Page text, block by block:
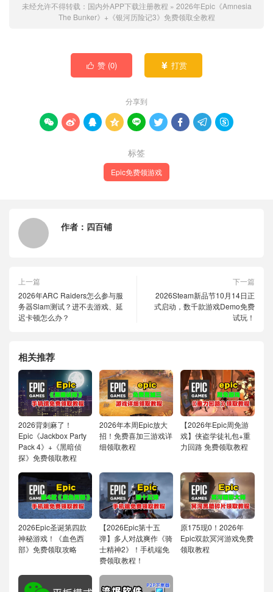
未经允许不得转载： 国内外APP下载注册教程 » 2026年Epic《Amnesia
The Bunker》+《银河历险记3》免费领取全教程
 赞 (0)  打赏
分享到
        
标签
Epic免费领游戏
作者： 四百铺
上一篇
2026年ARC Raiders怎么参与服
务器Slam测试？进不去游戏、延
迟卡顿怎么办？
下一篇
2026Steam新品节10月14日正
式启动，数千款游戏Demo免费
试玩！
相关推荐
2026背刺麻了！
Epic《Jackbox Party
Pack 4》+《黑暗侦
探》免费领取教程
2026年本周Epic放大
招！免费喜加三游戏详
细领取教程
【2026年Epic周免游
戏】侠盗学徒礼包+重
力回路 免费领取教程
2026Epic圣诞第四款
神秘游戏！《血色西
部》免费领取攻略
【2026Epic第十五
弹】多人对战爽作《骑
士精神2》！手机端免
费领取教程！
原175现0！2026年
Epic双款冥河游戏免费
领取教程